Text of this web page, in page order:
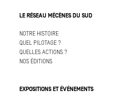
LE RÉSEAU MÉCÈNES DU SUD
NOTRE HISTOIRE
QUEL PILOTAGE ?
QUELLES ACTIONS ?
NOS ÉDITIONS
EXPOSITIONS ET ÉVÉNEMENTS